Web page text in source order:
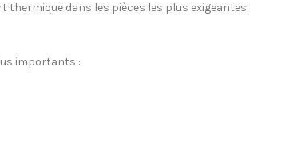
thermique dans les pièces les plus exigeantes.
importants :